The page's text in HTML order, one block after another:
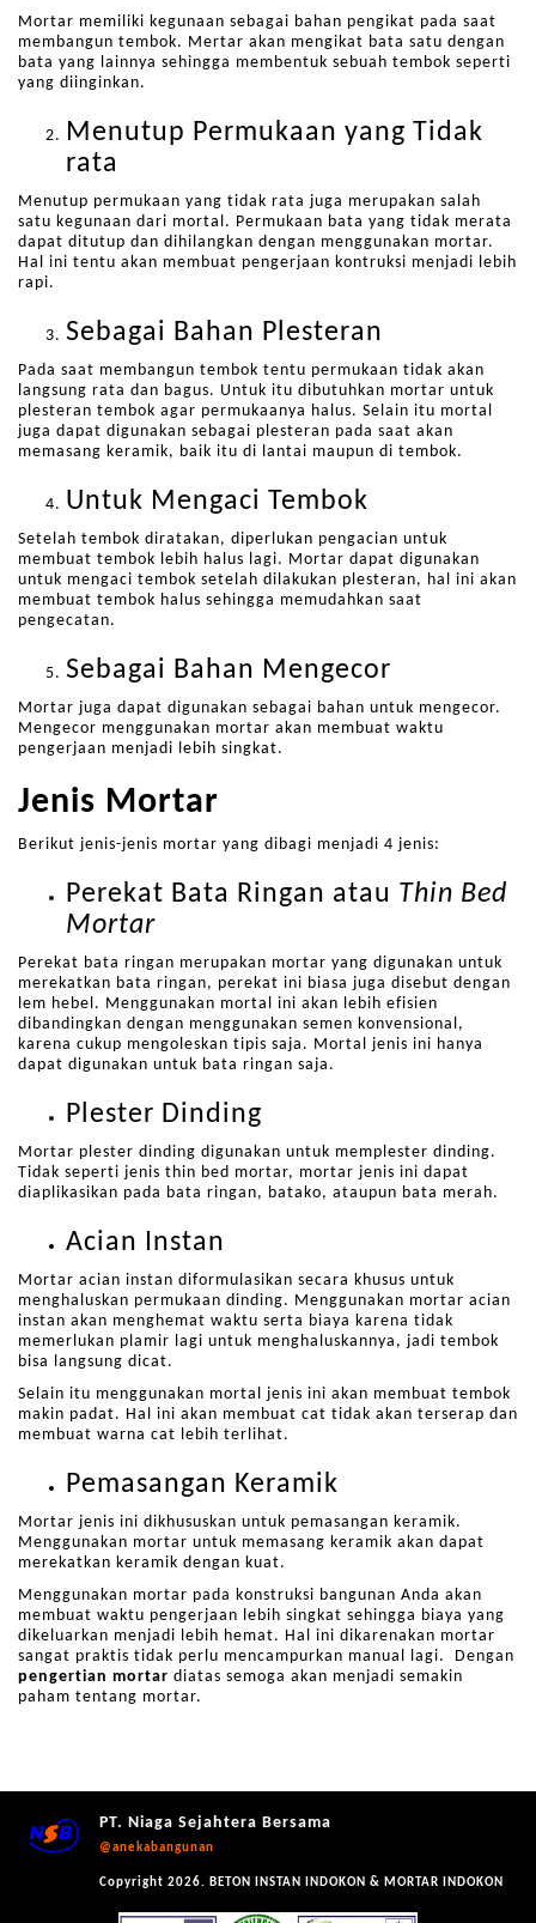
Mortar memiliki kegunaan sebagai bahan pengikat pada saat
membangun tembok. Mertar akan mengikat bata satu dengan
bata yang lainnya sehingga membentuk sebuah tembok seperti
yang diinginkan.
Menutup Permukaan yang Tidak
rata
Menutup permukaan yang tidak rata juga merupakan salah
satu kegunaan dari mortal. Permukaan bata yang tidak merata
dapat ditutup dan dihilangkan dengan menggunakan mortar.
Hal ini tentu akan membuat pengerjaan kontruksi menjadi lebih
rapi.
Sebagai Bahan Plesteran
Pada saat membangun tembok tentu permukaan tidak akan
langsung rata dan bagus. Untuk itu dibutuhkan mortar untuk
plesteran tembok agar permukaanya halus. Selain itu mortal
juga dapat digunakan sebagai plesteran pada saat akan
memasang keramik, baik itu di lantai maupun di tembok.
Untuk Mengaci Tembok
Setelah tembok diratakan, diperlukan pengacian untuk
membuat tembok lebih halus lagi. Mortar dapat digunakan
untuk mengaci tembok setelah dilakukan plesteran, hal ini akan
membuat tembok halus sehingga memudahkan saat
pengecatan.
Sebagai Bahan Mengecor
Mortar juga dapat digunakan sebagai bahan untuk mengecor.
Mengecor menggunakan mortar akan membuat waktu
pengerjaan menjadi lebih singkat.
Jenis Mortar
Berikut jenis-jenis mortar yang dibagi menjadi 4 jenis:
Perekat Bata Ringan atau Thin Bed
Mortar
Perekat bata ringan merupakan mortar yang digunakan untuk
merekatkan bata ringan, perekat ini biasa juga disebut dengan
lem hebel. Menggunakan mortal ini akan lebih efisien
dibandingkan dengan menggunakan semen konvensional,
karena cukup mengoleskan tipis saja. Mortal jenis ini hanya
dapat digunakan untuk bata ringan saja.
Plester Dinding
Mortar plester dinding digunakan untuk memplester dinding.
Tidak seperti jenis thin bed mortar, mortar jenis ini dapat
diaplikasikan pada bata ringan, batako, ataupun bata merah.
Acian Instan
Mortar acian instan diformulasikan secara khusus untuk
menghaluskan permukaan dinding. Menggunakan mortar acian
instan akan menghemat waktu serta biaya karena tidak
memerlukan plamir lagi untuk menghaluskannya, jadi tembok
bisa langsung dicat.
Selain itu menggunakan mortal jenis ini akan membuat tembok
makin padat. Hal ini akan membuat cat tidak akan terserap dan
membuat warna cat lebih terlihat.
Pemasangan Keramik
Mortar jenis ini dikhususkan untuk pemasangan keramik.
Menggunakan mortar untuk memasang keramik akan dapat
merekatkan keramik dengan kuat.
Menggunakan mortar pada konstruksi bangunan Anda akan
membuat waktu pengerjaan lebih singkat sehingga biaya yang
dikeluarkan menjadi lebih hemat. Hal ini dikarenakan mortar
sangat praktis tidak perlu mencampurkan manual lagi. Dengan
pengertian mortar diatas semoga akan menjadi semakin
paham tentang mortar.
PT. Niaga Sejahtera Bersama
@anekabangunan
Copyright 2026. BETON INSTAN INDOKON & MORTAR INDOKON